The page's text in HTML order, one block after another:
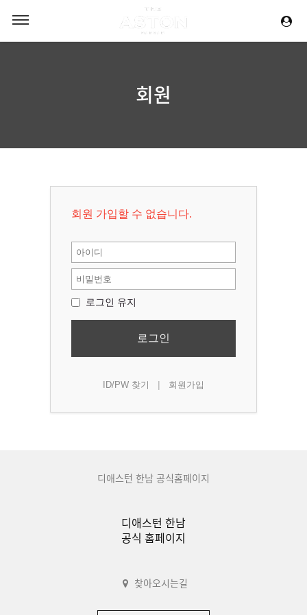
회원
회원 가입할 수 없습니다.
로그인 유지
로그인
ID/PW 찾기 | 회원가입
디애스턴 한남 공식홈페이지
디애스턴 한남
공식 홈페이지
찾아오시는길